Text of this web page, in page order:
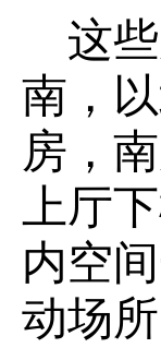
这
南，
房，
上厅
内空
动场